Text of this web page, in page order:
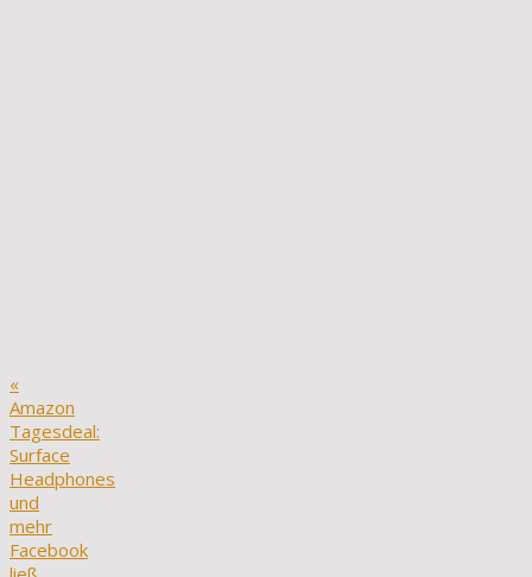
«
Amazon
Tagesdeal:
Surface
Headphones
und
mehr
Facebook